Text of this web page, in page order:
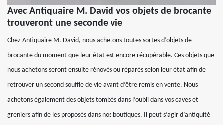
Avec Antiquaire M. David vos objets de brocante
trouveront une seconde vie
Chez Antiquaire M. David, nous achetons toutes sortes d’objets de
brocante du moment que leur état est encore récupérable. Ces objets que
nous achetons seront ensuite rénovés ou réparés selon leur état afin de
retrouver un second souffle de vie avant d’être remis en vente. Nous
achetons également des objets tombés dans l’oubli dans vos caves et
greniers afin de les proposés dans nos boutiques. Il peut s’agir d’antiquité